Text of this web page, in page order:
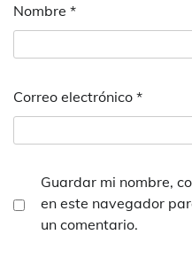
Nombre *
Correo electrónico *
Guardar mi nombre,
en este navegador
un comentario.